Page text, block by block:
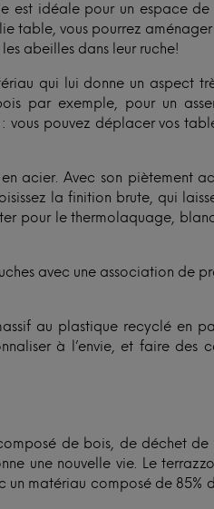
est idéale pour un espace de
table, vous pourrez
abeilles dans leur ruche!
qui lui donne un aspect
par exemple, pour un
: vous pouvez déplacer vos
acier. Avec son piètement
la finition brute, qui
pour le thermolaquage,
avec une association de
au plastique recyclé en
à l’envie, et faire des
de bois, de déchet
une nouvelle vie. Le
un matériau composé de 85%